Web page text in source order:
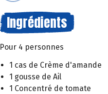
Ingrédients
Pour 4 personnes
1 cas de Crème d'amande
1 gousse de Ail
1 Concentré de tomate